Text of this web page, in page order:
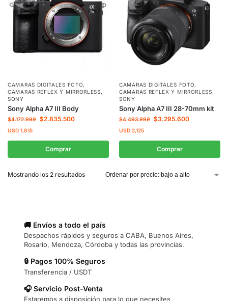
CAMARAS DIGITALES FOTO,
CAMARAS REFLEX Y MIRRORLESS,
SONY
Sony Alpha A7 III Body
$4.172.999 $2.835.500
USD 1,815
Comprar
CAMARAS DIGITALES FOTO,
CAMARAS REFLEX Y MIRRORLESS,
SONY
Sony Alpha A7 III 28-70mm kit
$4.493.999 $3.295.600
USD 2,125
Comprar
Mostrando los 2 resultados
🚚 Envíos a todo el país
Despachos rápidos y seguros a CABA, Buenos Aires,
Rosario, Mendoza, Córdoba y todas las provincias.
🔒 Pagos 100% Seguros
Transferencia / USDT
🎧 Servicio Post-Venta
Estaremos a disposición para lo que necesites